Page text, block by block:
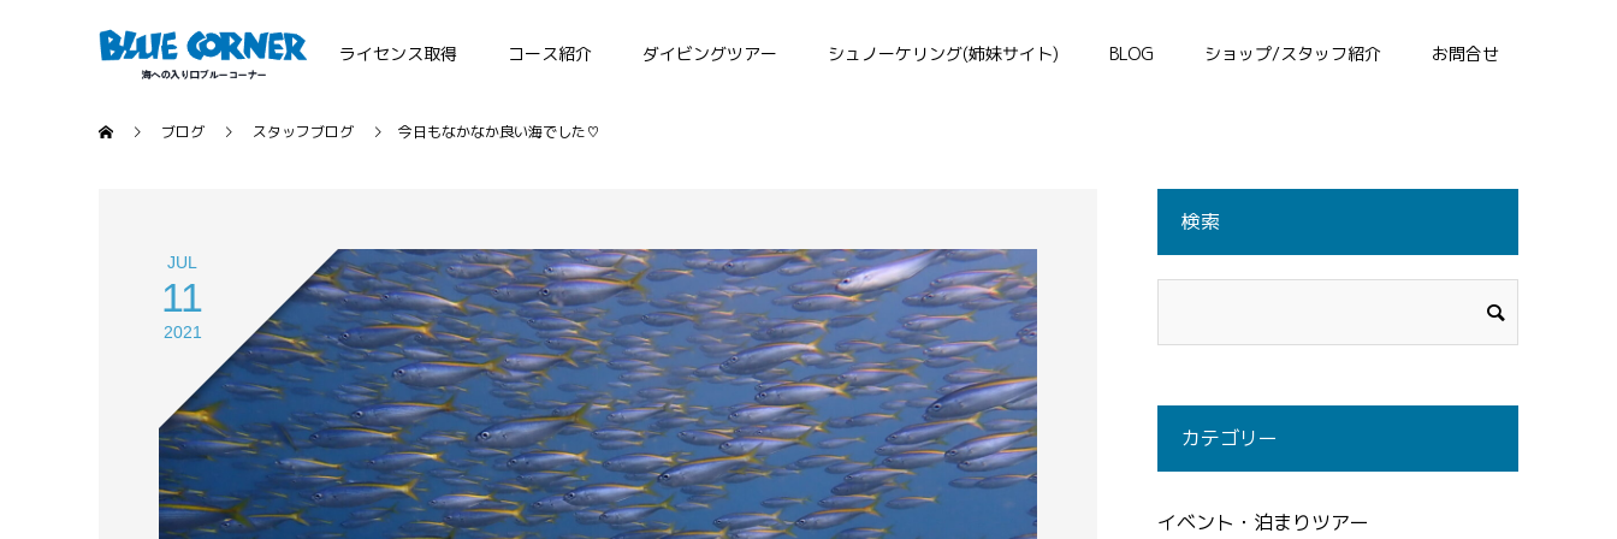
ライセンス取得 コース紹介 ダイビングツアー シュノーケリング(姉妹サイト) BLOG ショップ/スタッフ紹介 お問合せ
ブログ スタッフブログ 今日もなかなか良い海でした♡
JUL
11
2021
検索
カテゴリー
イベント・泊まりツアー